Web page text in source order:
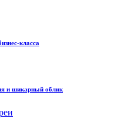
класса
и шикарный облик